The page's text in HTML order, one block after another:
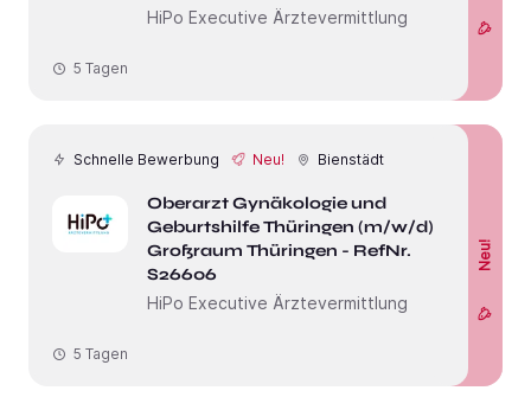
HiPo Executive Ärztevermittlung
5 Tagen
Schnelle Bewerbung Neu! Bienstädt
Oberarzt Gynäkologie und
Geburtshilfe Thüringen (m/w/d) im
Großraum Thüringen - RefNr.
S26606
HiPo Executive Ärztevermittlung
Neu!
5 Tagen